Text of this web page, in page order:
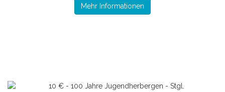
Mehr Informationen